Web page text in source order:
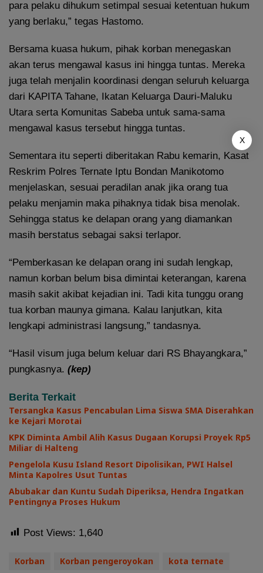
para pelaku dihukum setimpal sesuai ketentuan hukum
yang berlaku,” tegas Hastomo.
Bersama kuasa hukum, pihak korban menegaskan
akan terus mengawal kasus ini hingga tuntas. Mereka
juga telah menjalin koordinasi dengan seluruh keluarga
dari KAPITA Tahane, Ikatan Keluarga Dauri-Maluku
Utara serta Komunitas Sabeba untuk sama-sama
mengawal kasus tersebut hingga tuntas.
Sementara itu seperti diberitakan Rabu kemarin, Kasat
Reskrim Polres Ternate Iptu Bondan Manikotomo
menjelaskan, sesuai peradilan anak jika orang tua
pelaku menjamin maka pihaknya tidak bisa menolak.
Sehingga status ke delapan orang yang diamankan
masih berstatus sebagai saksi terlapor.
“Pemberkasan ke delapan orang ini sudah lengkap,
namun korban belum bisa dimintai keterangan, karena
masih sakit akibat kejadian ini. Tadi kita tunggu orang
tua korban maunya gimana. Kalau lanjutkan, kita
lengkapi administrasi langsung,” tandasnya.
“Hasil visum juga belum keluar dari RS Bhayangkara,”
pungkasnya. (kep)
Berita Terkait
Tersangka Kasus Pencabulan Lima Siswa SMA Diserahkan
ke Kejari Morotai
KPK Diminta Ambil Alih Kasus Dugaan Korupsi Proyek Rp5
Miliar di Halteng
Pengelola Kusu Island Resort Dipolisikan, PWI Halsel
Minta Kapolres Usut Tuntas
Abubakar dan Kuntu Sudah Diperiksa, Hendra Ingatkan
Pentingnya Proses Hukum
Post Views: 1,640
Korban Korban pengeroyokan
kota ternate
X